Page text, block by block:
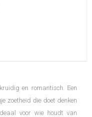
en romantisch. Een
zoetheid die doet denken
voor wie houdt van